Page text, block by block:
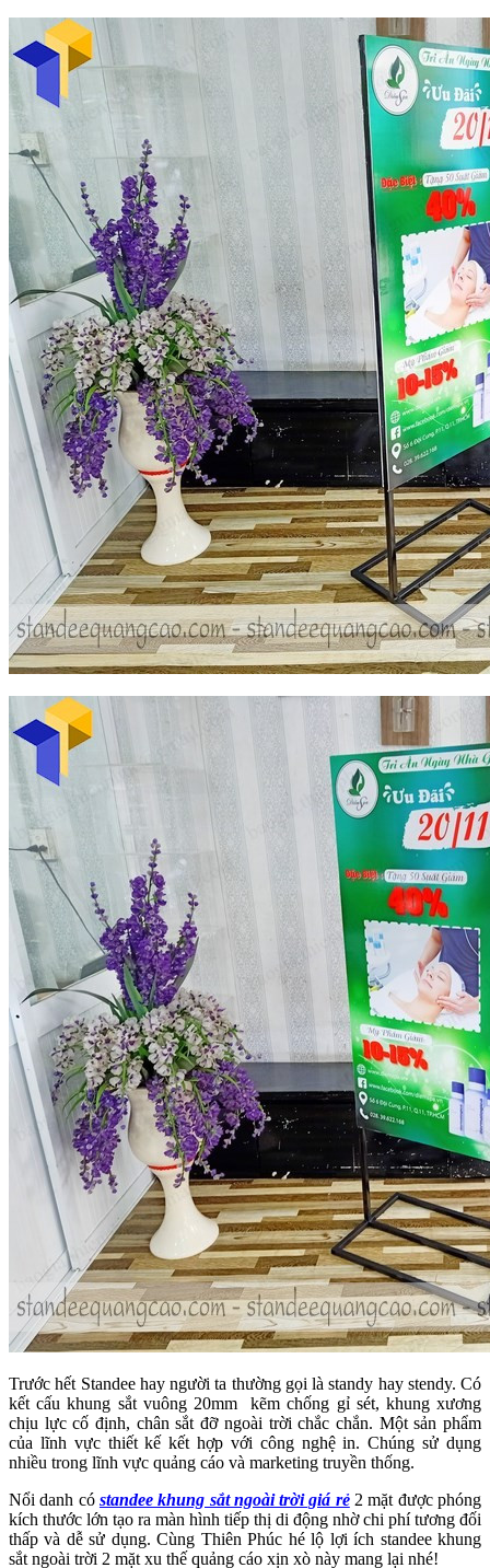
Trước hết Standee hay người ta thường gọi là standy hay stendy. Có
kết cấu khung sắt vuông 20mm kẽm chống gỉ sét, khung xương
chịu lực cố định, chân sắt đỡ ngoài trời chắc chắn. Một sản phẩm
của lĩnh vực thiết kế kết hợp với công nghệ in. Chúng sử dụng
nhiều trong lĩnh vực quảng cáo và marketing truyền thống.
Nổi danh có standee khung sắt ngoài trời giá rẻ2 mặt được phóng
kích thước lớn tạo ra màn hình tiếp thị di động nhờ chi phí tương đối
thấp và dễ sử dụng. Cùng Thiên Phúc hé lộ lợi ích standee khung
sắt ngoài trời 2 mặt xu thế quảng cáo xịn xò này mang lại nhé!